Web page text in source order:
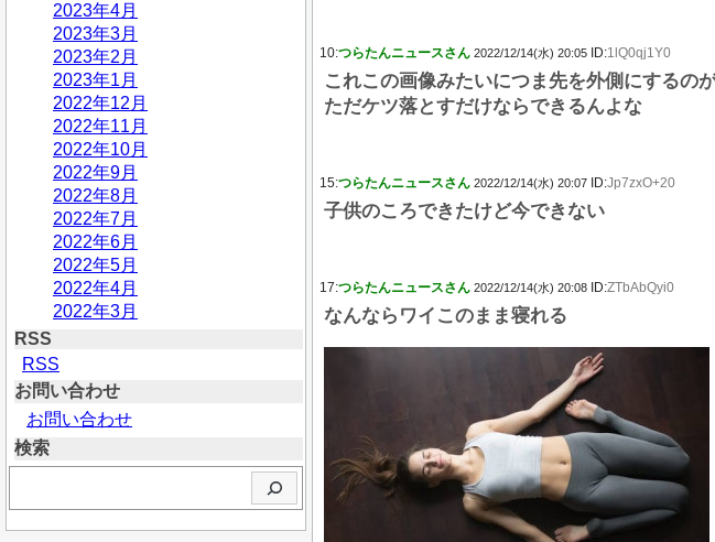
2023年4月
2023年3月
2023年2月
2023年1月
2022年12月
2022年11月
2022年10月
2022年9月
2022年8月
2022年7月
2022年6月
2022年5月
2022年4月
2022年3月
RSS
RSS
お問い合わせ
お問い合わせ
検索
10:つらたんニュースさん 2022/12/14(水) 20:05 ID:1lQ0qj1Y0
これこの画像みたいにつま先を外側にするの
ただケツ落とすだけならできるんよな
15:つらたんニュースさん 2022/12/14(水) 20:07 ID:Jp7zxO+20
子供のころできたけど今できない
17:つらたんニュースさん 2022/12/14(水) 20:08 ID:ZTbAbQyi0
なんならワイこのまま寝れる